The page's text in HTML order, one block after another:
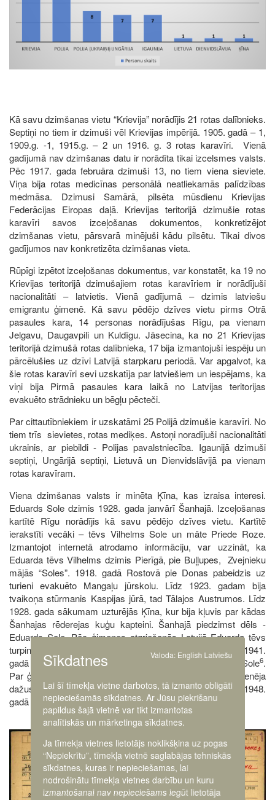
Kā savu dzimšanas vietu “Krievija” norādījis 21 rotas dalībnieks.
Septiņi no tiem ir dzimuši vēl Krievijas impērijā. 1905. gadā – 1,
1909.g. -1, 1915.g. – 2 un 1916. g. 3 rotas karavīri. Vienā
gadījumā nav dzimšanas datu ir norādīta tikai izcelsmes valsts.
Pēc 1917. gada februāra dzimuši 13, no tiem viena sieviete.
Viņa bija rotas medicīnas personālā neatliekamās palīdzības
medmāsa. Dzimusi Samārā, pilsēta mūsdienu Krievijas
Federācijas Eiropas daļā. Krievijas teritorijā dzimušie rotas
karavīri savos izceļošanas dokumentos, konkretizējot
dzimšanas vietu, pārsvarā minējuši kādu pilsētu. Tikai divos
gadījumos nav konkretizēta dzimšanas vieta.
Rūpīgi izpētot izceļošanas dokumentus, var konstatēt, ka 19 no
Krievijas teritorijā dzimušajiem rotas karavīriem ir norādījuši
nacionalitāti – latvietis. Vienā gadījumā – dzimis latviešu
emigrantu ģimenē. Kā savu pēdējo dzīves vietu pirms Otrā
pasaules kara, 14 personas norādījušas Rīgu, pa vienam
Jelgavu, Daugavpili un Kuldīgu. Jāsecina, ka no 21 Krievijas
teritorijā dzimušā rotas dalībnieka, 17 bija izmantojuši iespēju un
pārcēlušies uz dzīvi Latvijā starpkaru periodā. Var apgalvot, ka
šie rotas karavīri sevi uzskatīja par latviešiem un iespējams, ka
viņi bija Pirmā pasaules kara laikā no Latvijas teritorijas
evakuēto strādnieku un bēgļu pēcteči.
Par cittautībniekiem ir uzskatāmi 25 Polijā dzimušie karavīri. No
tiem trīs sievietes, rotas mediķes. Astoņi noradījuši nacionalitāti
ukrainis, ar piebildi - Polijas pavalstniecība. Igaunijā dzimuši
septiņi, Ungārijā septiņi, Lietuvā un Dienvidslāvijā pa vienam
rotas karavīram.
Viena dzimšanas valsts ir minēta Ķīna, kas izraisa interesi.
Eduards Sole dzimis 1928. gada janvārī Šanhajā. Izceļošanas
kartītē Rīgu norādījis kā savu pēdējo dzīves vietu. Kartītē
ierakstīti vecāki – tēvs Vilhelms Sole un māte Priede Roze.
Izmantojot internetā atrodamo informāciju, var uzzināt, ka
Eduarda tēvs Vilhelms dzimis Pierīgā, pie Buļļupes, Zvejnieku
mājās “Soles”. 1918. gadā Rostovā pie Donas pabeidzis uz
turieni evakuēto Mangaļu jūrskolu. Līdz 1923. gadam bija
tvaikoņa stūrmanis Kaspijas jūrā, tad Tālajos Austrumos. Līdz
1928. gada sākumam uzturējās Ķīna, kur bija kļuvis par kādas
Šanhajas rēderejas kuģu kapteini. Šanhajā piedzimst dēls -
Eduards Sole. Pēc ģimenes atgriešanās Latvijā Eduarda tēvs
turpina darboties kuģniecībā. Atrodama informācija, ka 1941.
gadā sarkanarmieši nošāvuši Eduarda vecotēvu Pēteri Sole6.
Par ģimenes bēgļu gaitām ziņu nav. Eduards Sole rotā dienēja
dažus mēnešus, atbrīvots štatu samazināšanas dēļ un 1948.
gadā emigrēja uz ASV.
Image
Sīkdatnes Valoda: English Latviešu
Lai šī tīmekļa vietne darbotos, tā izmanto obligāti
nepieciešamās sīkdatnes. Ar Jūsu piekrišanu
papildus šajā vietnē var tikt izmantotas
analītiskās un mārketinga sīkdatnes.
Ja tīmekļa vietnes lietotājs noklikšķina uz pogas
“Nepiekrītu”, tīmekļa vietnē saglabājas tehniskās
sīkdatnes, kuras ir nepieciešamas, lai
nodrošinātu tīmekļa vietnes darbību un kuru
izmantošanai nav nepieciešams iegūt lietotāja